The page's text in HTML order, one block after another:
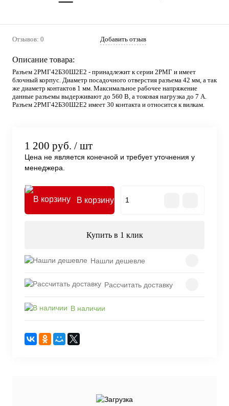
Отзывов: 0 Добавить отзыв
Описание товара:
Разъем 2РМГ42Б30Ш2Е2 - принадлежит к серии 2РМГ и имеет
блочный корпус. Диаметр посадочного отверстия разъема 42 мм, а так
же диаметр контактов 1 мм. Максимальное рабочее напряжение
данные разъемы выдерживают до 560 В, а токовая нагрузка до 7 А.
Разъем 2РМГ42Б30Ш2Е2 имеет 30 контакта и относится к вилкам.
1 200 руб. / шт
Цена не является конечной и требует уточнения у
менеджера.
В корзину
Купить в 1 клик
Нашли дешевле
Рассчитать доставку
В наличии